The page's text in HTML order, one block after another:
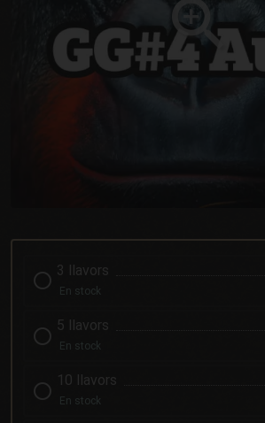
3 llavors
En stock
5 llavors
En stock
10 llavors
En stock